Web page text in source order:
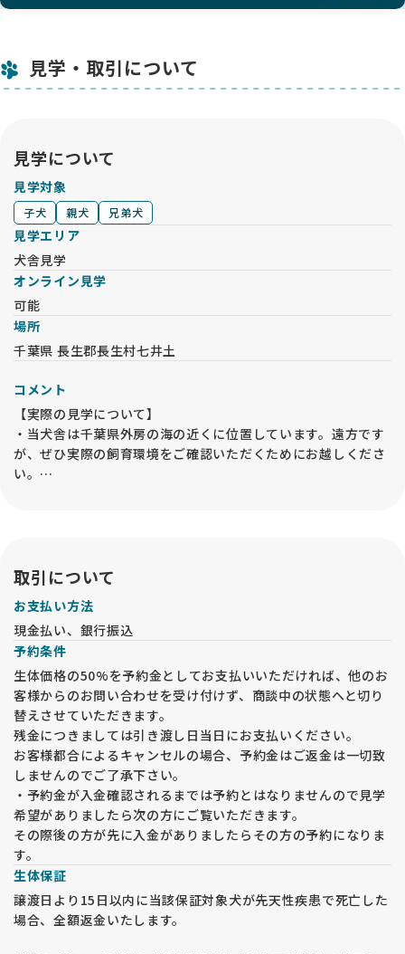
見学・取引について
見学について
見学対象
子犬 親犬 兄弟犬
見学エリア
犬舎見学
オンライン見学
可能
場所
千葉県 長生郡長生村七井土
コメント
【実際の見学について】
・当犬舎は千葉県外房の海の近くに位置しています。遠方です
が、ぜひ実際の飼育環境をご確認いただくためにお越しくださ
い。
ご覧いただけます。
【見学予約の手続き】
・見学は申込順に整理して対応いたします。日時未定の方は優
先されませんので、必ず日時を指定してください。後から日時
を指定された方が優先される場合があります。
・見学日時の最終受付は 15時 です。
・見学の際は 人数や来舎方法 を事前に確認し、確定された方
にのみ住所の近隣案内をお伝えします。
・ナビに当犬舎の住所が出ないため、指定の近隣住所でご案内
します。
・駐車場は1台分のみです。周辺に有料駐車場はありませんの
でご注意ください。
【健康管理と感染症対策】
・コロナウイルス感染症が5類に分類された後も、マスク着用
をお願いしています。マスク未着用の場合、見学をお断りいた
します。
・玄関で体温測定を行います。体温が37度以上の場合や咳など
の症状がある場合、見学をお断りすることがあります。
取引について
お支払い方法
現金払い、銀行振込
予約条件
生体価格の50%を予約金としてお支払いいただければ、他のお
客様からのお問い合わせを受け付けず、商談中の状態へと切り
替えさせていただきます。
残金につきましては引き渡し日当日にお支払いください。
お客様都合によるキャンセルの場合、予約金はご返金は一切致
しませんのでご了承下さい。
・予約金が入金確認されるまでは予約とはなりませんので見学
希望がありましたら次の方にご覧いただきます。
その際後の方が先に入金がありましたらその方の予約になりま
す。
生体保証
譲渡日より15日以内に当該保証対象犬が先天性疾患で死亡した
場合、全額返金いたします。